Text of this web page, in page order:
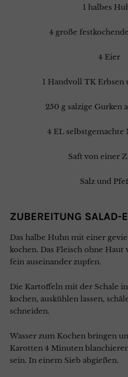
1 halbes
4 große
4 Eier
1 Handvoll TK Erbsen
250 g salzige Gurken
4 EL selbstgemachte
Saft von einer
Salz und
ZUBEREITUNG SALAD-
Das halbe Huhn mit einer
kochen. Das Fleisch ohne
fein auseinander zupfen.
Die Kartoffeln mit der Schale in
kochen, auskühlen lassen,
schneiden.
Wasser zum Kochen bringen
Karotten 4 Minuten
sein. In einem Sieb abgießen.